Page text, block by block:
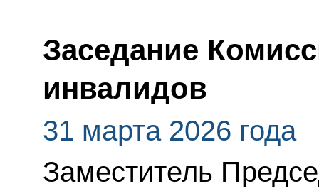
Заседание
инвалидов
31 марта 2026 года
Заместитель